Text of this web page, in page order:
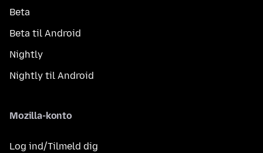
Beta
Beta til Android
Nightly
Nightly til Android
Mozilla-konto
Log ind/Tilmeld dig